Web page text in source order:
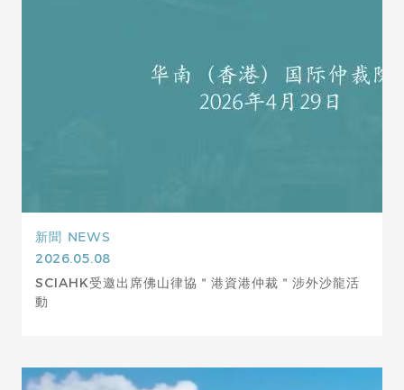
新聞 NEWS
2026.05.08
SCIAHK受邀出席佛山律協＂港資港仲裁＂涉外沙龍活
動